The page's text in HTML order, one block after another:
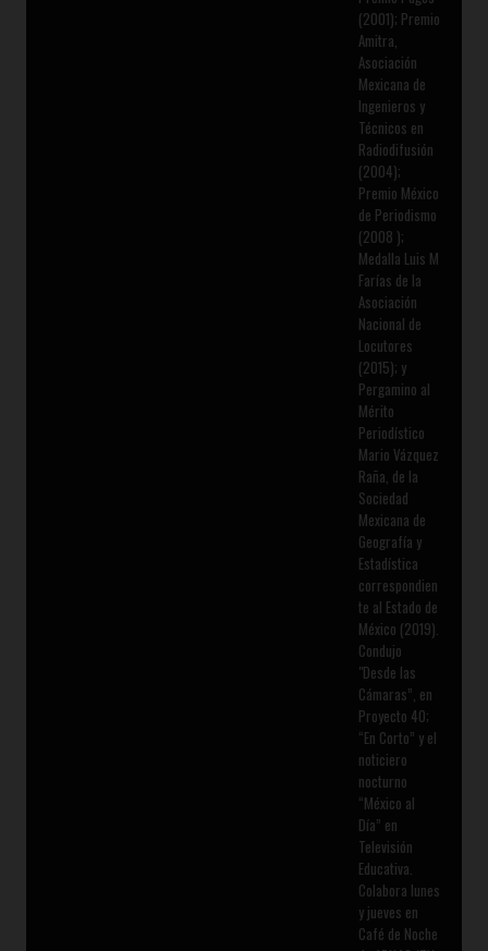
(2001); Premio
Amitra,
Asociación
Mexicana de
Ingenieros y
Técnicos en
Radiodifusión
(2004);
Premio México
de Periodismo
(2008 );
Medalla Luis M
Farías de la
Asociación
Nacional de
Locutores
(2015); y
Pergamino al
Mérito
Periodístico
Mario Vázquez
Raña, de la
Sociedad
Mexicana de
Geografía y
Estadística
correspondien
te al Estado de
México (2019).
Condujo
"Desde las
Cámaras”, en
Proyecto 40;
“En Corto” y el
noticiero
nocturno
“México al
Día” en
Televisión
Educativa.
Colabora lunes
y jueves en
Café de Noche